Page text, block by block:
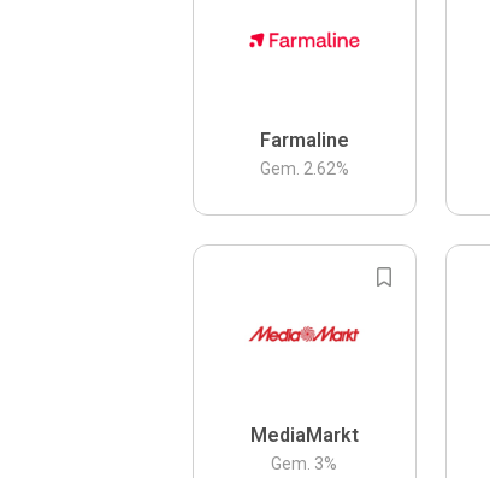
Farmaline
Gem. 2.62%
MediaMarkt
Gem. 3%